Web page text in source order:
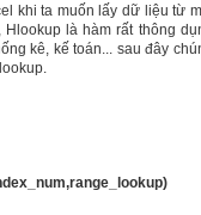
khi ta muốn lấy dữ liệu từ
là hàm rất thông
kê, kế toán... sau đây